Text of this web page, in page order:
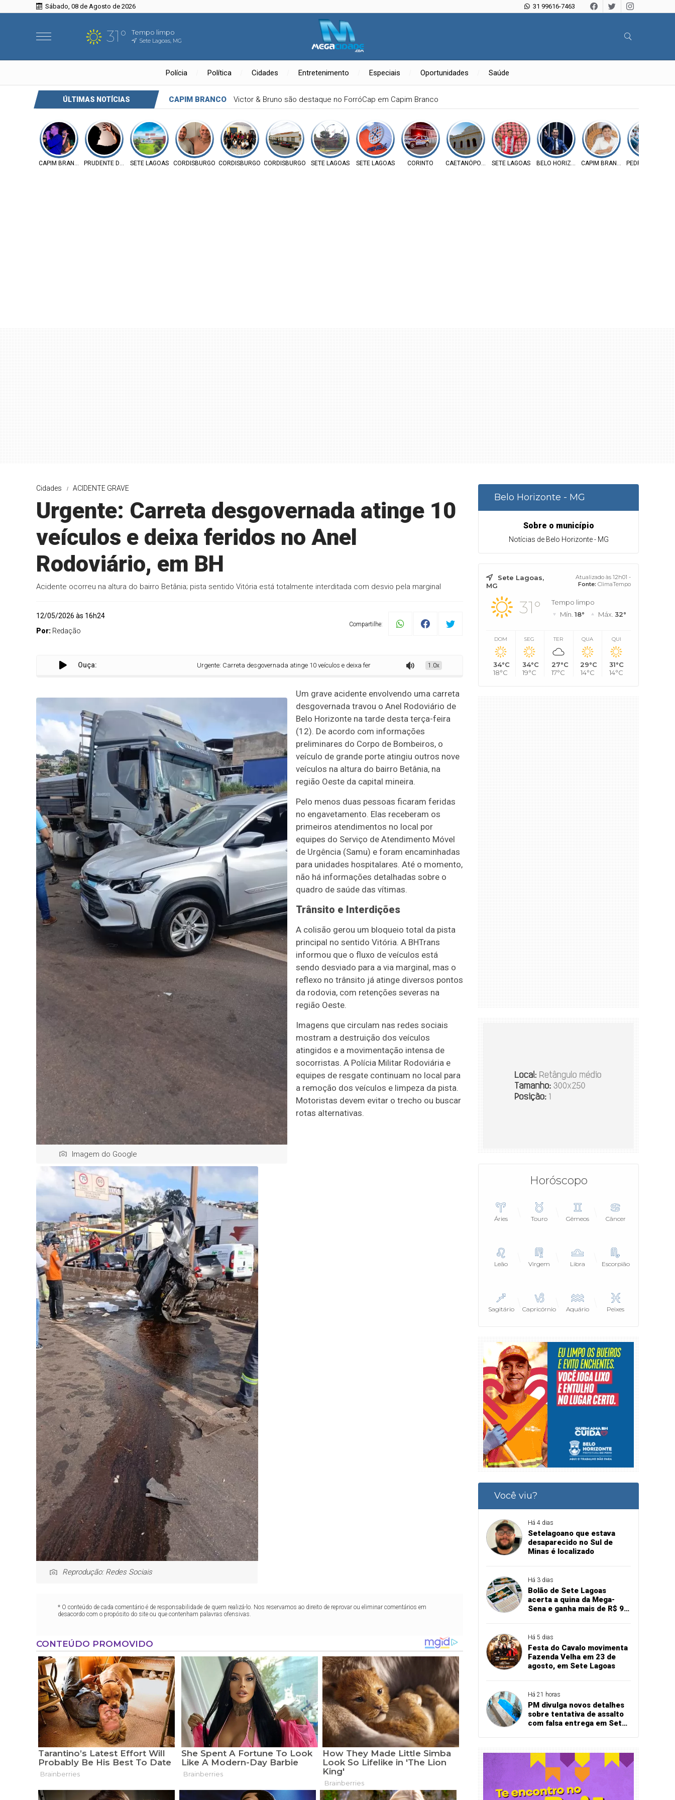
Sábado, 08 de Agosto de 2026 31 99616-7463
31° Tempo limpo
Sete Lagoas, MG
Polícia Política Cidades Entretenimento Especiais Oportunidades Saúde
ÚLTIMAS NOTÍCIAS CAPIM BRANCO Victor & Bruno são destaque no ForróCap em Capim Branco
CAPIM BRANCO PRUDENTE DE MORAISSETE LAGOAS CORDISBURGO CORDISBURGO CORDISBURGO SETE LAGOAS SETE LAGOAS CORINTO CAETANÓPOLIS SETE LAGOAS BELO HORIZONTECAPIM BRANCO PEDRO
Cidades ACIDENTE GRAVE
Urgente: Carreta desgovernada atinge 10
veículos e deixa feridos no Anel
Rodoviário, em BH
Acidente ocorreu na altura do bairro Betânia; pista sentido Vitória está totalmente interditada com desvio pela marginal
12/05/2026 às 16h24
Por: Redação
Compartilhe:
Ouça: Urgente: Carreta desgovernada atinge 10 veículos e deixa feridos no Anel Rodoviário, em BH 1.0x
Imagem do Google
Um grave acidente envolvendo uma carreta
desgovernada travou o Anel Rodoviário de
Belo Horizonte na tarde desta terça-feira
(12). De acordo com informações
preliminares do Corpo de Bombeiros, o
veículo de grande porte atingiu outros nove
veículos na altura do bairro Betânia, na
região Oeste da capital mineira.
Pelo menos duas pessoas ficaram feridas
no engavetamento. Elas receberam os
primeiros atendimentos no local por
equipes do Serviço de Atendimento Móvel
de Urgência (Samu) e foram encaminhadas
para unidades hospitalares. Até o momento,
não há informações detalhadas sobre o
quadro de saúde das vítimas.
Trânsito e Interdições
A colisão gerou um bloqueio total da pista
principal no sentido Vitória. A BHTrans
informou que o fluxo de veículos está
sendo desviado para a via marginal, mas o
reflexo no trânsito já atinge diversos pontos
da rodovia, com retenções severas na
região Oeste.
Imagens que circulam nas redes sociais
mostram a destruição dos veículos
atingidos e a movimentação intensa de
socorristas. A Polícia Militar Rodoviária e
equipes de resgate continuam no local para
a remoção dos veículos e limpeza da pista.
Motoristas devem evitar o trecho ou buscar
rotas alternativas.
Reprodução: Redes Sociais
* O conteúdo de cada comentário é de responsabilidade de quem realizá-lo. Nos reservamos ao direito de reprovar ou eliminar comentários em
desacordo com o propósito do site ou que contenham palavras ofensivas.
Belo Horizonte - MG
Sobre o município
Notícias de Belo Horizonte - MG
Sete Lagoas,
MG
Atualizado às 12h01 -
Fonte: ClimaTempo
31°
Tempo limpo
Mín. 18° Máx. 32°
DOM
34°C
18°C
SEG
34°C
19°C
TER
27°C
17°C
QUA
29°C
14°C
QUI
31°C
14°C
Horóscopo
Áries Touro Gêmeos Câncer
Leão Virgem Libra Escorpião
Sagitário Capricórnio Aquário Peixes
Você viu?
Há 4 dias
Setelagoano que estava
desaparecido no Sul de
Minas é localizado
Há 3 dias
Bolão de Sete Lagoas
acerta a quina da Mega-
Sena e ganha mais de R$ 94
Há 5 dias
Festa do Cavalo movimenta
Fazenda Velha em 23 de
agosto, em Sete Lagoas
Há 21 horas
PM divulga novos detalhes
sobre tentativa de assalto
com falsa entrega em Sete